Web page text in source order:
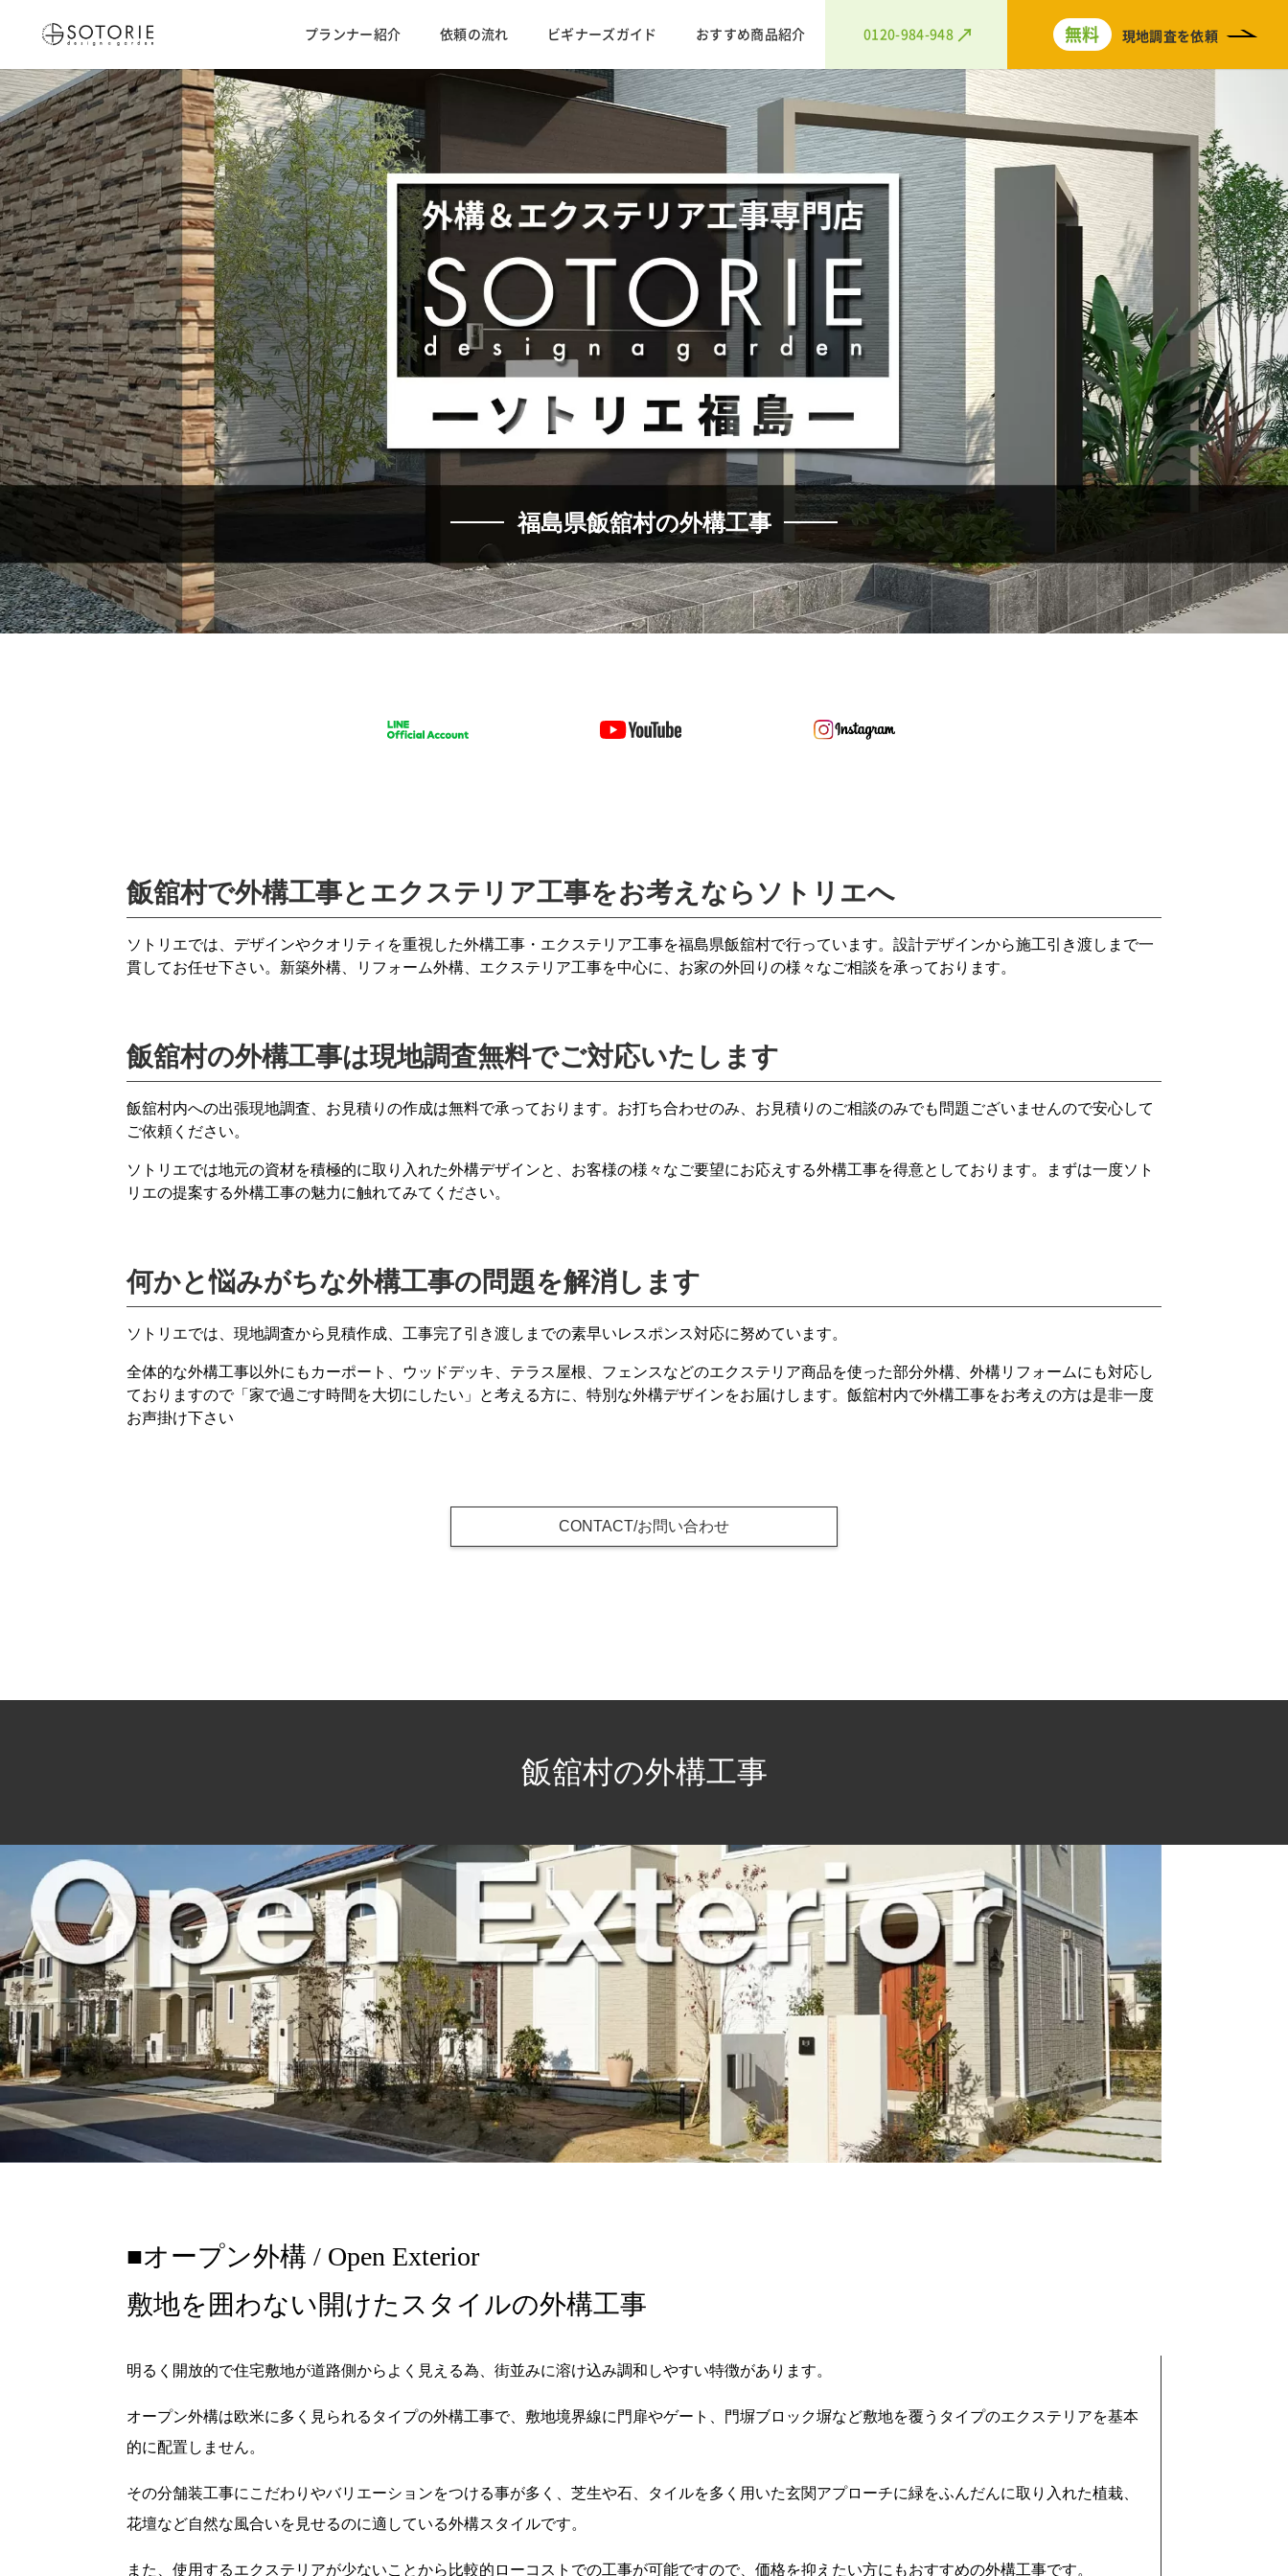
プランナー紹介 依頼の流れ ビギナーズガイド おすすめ商品紹介 0120-984-948 無料 現地調査を依頼
福島県飯舘村の外構工事
飯舘村で外構工事とエクステリア工事をお考えならソトリエへ
ソトリエでは、デザインやクオリティを重視した外構工事・エクステリア工事を福島県飯舘村で行っています。設計デザインから施工引き渡しまで一
貫してお任せ下さい。新築外構、リフォーム外構、エクステリア工事を中心に、お家の外回りの様々なご相談を承っております。
飯舘村の外構工事は現地調査無料でご対応いたします
飯舘村内への出張現地調査、お見積りの作成は無料で承っております。お打ち合わせのみ、お見積りのご相談のみでも問題ございませんので安心して
ご依頼ください。
ソトリエでは地元の資材を積極的に取り入れた外構デザインと、お客様の様々なご要望にお応えする外構工事を得意としております。まずは一度ソト
リエの提案する外構工事の魅力に触れてみてください。
何かと悩みがちな外構工事の問題を解消します
ソトリエでは、現地調査から見積作成、工事完了引き渡しまでの素早いレスポンス対応に努めています。
全体的な外構工事以外にもカーポート、ウッドデッキ、テラス屋根、フェンスなどのエクステリア商品を使った部分外構、外構リフォームにも対応し
ておりますので「家で過ごす時間を大切にしたい」と考える方に、特別な外構デザインをお届けします。飯舘村内で外構工事をお考えの方は是非一度
お声掛け下さい
CONTACT/お問い合わせ
飯舘村の外構工事
オープン外構 / Open Exterior
敷地を囲わない開けたスタイルの外構工事
明るく開放的で住宅敷地が道路側からよく見える為、街並みに溶け込み調和しやすい特徴があります。
オープン外構は欧米に多く見られるタイプの外構工事で、敷地境界線に門扉やゲート、門塀ブロック塀など敷地を覆うタイプのエクステリアを基本
的に配置しません。
その分舗装工事にこだわりやバリエーションをつける事が多く、芝生や石、タイルを多く用いた玄関アプローチに緑をふんだんに取り入れた植栽、
花壇など自然な風合いを見せるのに適している外構スタイルです。
また、使用するエクステリアが少ないことから比較的ローコストでの工事が可能ですので、価格を抑えたい方にもおすすめの外構工事です。